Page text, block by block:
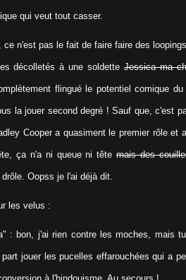
qui veut tout casser.
n'est pas le fait de faire faire des
décolletés à une soldetteJessica ma
flingué le potentiel comique
la jouer second degré ! Sauf que, c'est
Cooper a quasiment le premier rôle et
ça n'a ni queue ni têtemais des
Oopss je l'ai déjà dit.
les velus :
: bon, j'ai rien contre les moches, mais
jouer les pucelles effarouchées qui a